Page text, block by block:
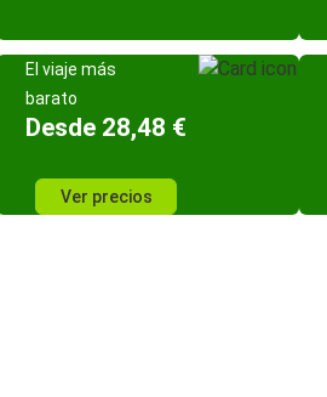
El viaje más
barato
Desde 28,48 €
Ver precios